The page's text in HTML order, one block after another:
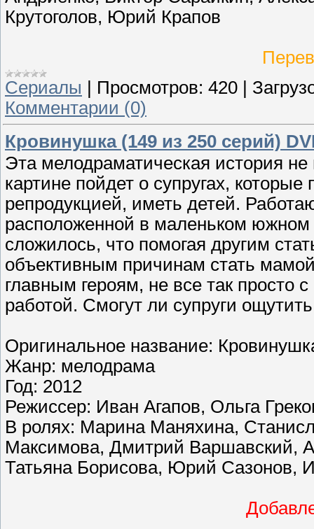
Крутоголов, Юрий Крапов
Сериалы
Просмотров: 420
Комментарии (0)
Кровинушка (149 из 250 серий)
Эта мелодраматическая история
картине пойдет о супругах,
репродукцией, иметь детей.
расположенной в маленьком южном
сложилось, что помогая другим
объективным причинам стать
главным героям, не все так просто
работой. Смогут ли супруги
Оригинальное название:
Жанр: мелодрама
Год: 2012
Режиссер: Иван Агапов, Ольга
В ролях: Марина Маняхина,
Максимова, Дмитрий Варшавский,
Татьяна Борисова, Юрий Сазонов,